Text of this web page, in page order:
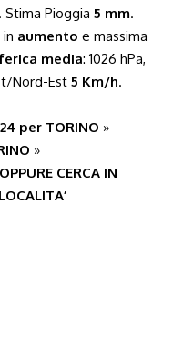
Pioggia 5 mm.
aumento e massima
media: 1026 hPa,
Nord-Est 5 Km/h.
per TORINO »
»
CERCA IN